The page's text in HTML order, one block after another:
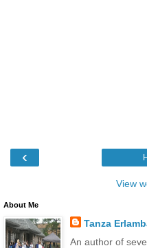
‹
View
About Me
Tanza
An author of